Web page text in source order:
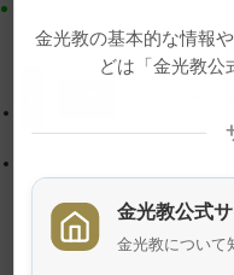
ト
る
移金光教の基本的な情報
どは「金光教公
金光教公式
金光教について